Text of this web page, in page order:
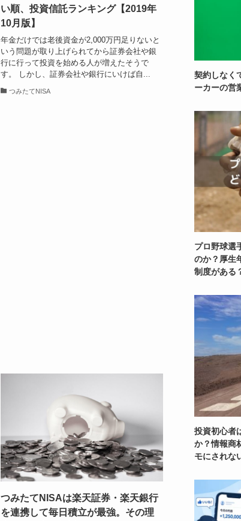
い順、投資信託ランキング【2019年
10月版】
年金だけでは老後資金が2,000万円足りないと
いう問題が取り上げられてから証券会社や銀
行に行って投資を始める人が増えたそうで
す。 しかし、証券会社や銀行にいけば自...
つみたてNISA
つみたてNISAは楽天証券・楽天銀行
を連携して毎日積立が最強。その理
契約しなく
ーカーの営
プロ野球選
のか？厚生
制度がある
投資初心者
か？情報商
モにされな